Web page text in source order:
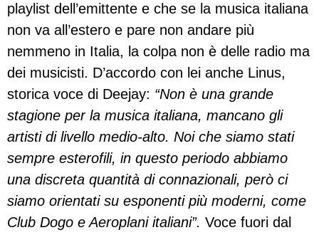
playlist dell’emittente e che se la musica italiana
non va all’estero e pare non andare più
nemmeno in Italia, la colpa non è delle radio ma
dei musicisti. D’accordo con lei anche Linus,
storica voce di Deejay: “Non è una grande
stagione per la musica italiana, mancano gli
artisti di livello medio-alto. Noi che siamo stati
sempre esterofili, in questo periodo abbiamo
una discreta quantità di connazionali, però ci
siamo orientati su esponenti più moderni, come
Club Dogo e Aeroplani italiani”. Voce fuori dal